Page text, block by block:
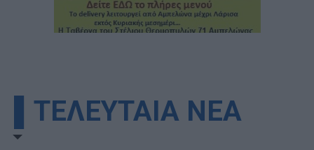
▌ΤΕΛΕΥΤΑΙΑ ΝΕΑ